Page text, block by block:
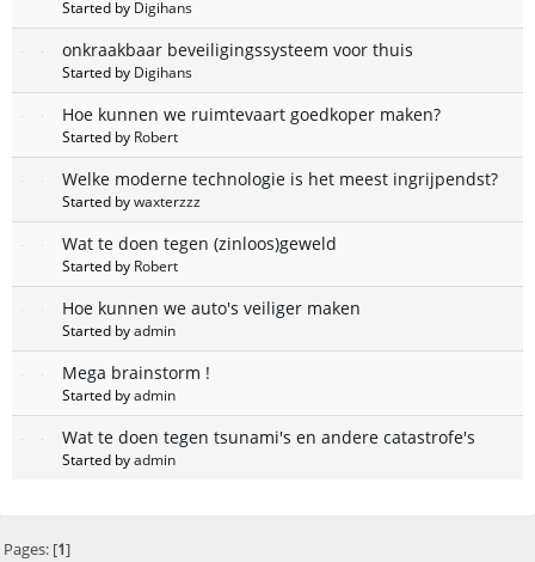
Started by Digihans
onkraakbaar beveiligingssysteem voor thuis
Started by Digihans
Hoe kunnen we ruimtevaart goedkoper maken?
Started by Robert
Welke moderne technologie is het meest ingrijpendst?
Started bywaxterzzz
Wat te doen tegen (zinloos)geweld
Started by Robert
Hoe kunnen we auto's veiliger maken
Started byadmin
Mega brainstorm !
Started byadmin
Wat te doen tegen tsunami's en andere catastrofe's
Started byadmin
Pages: [1]